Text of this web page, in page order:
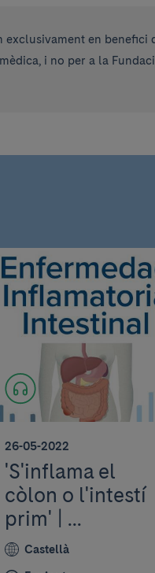
exclusivament en
i no per a la
26-05-2022
'S'inflama el
còlon o l'intestí
prim' | ...
Castellà